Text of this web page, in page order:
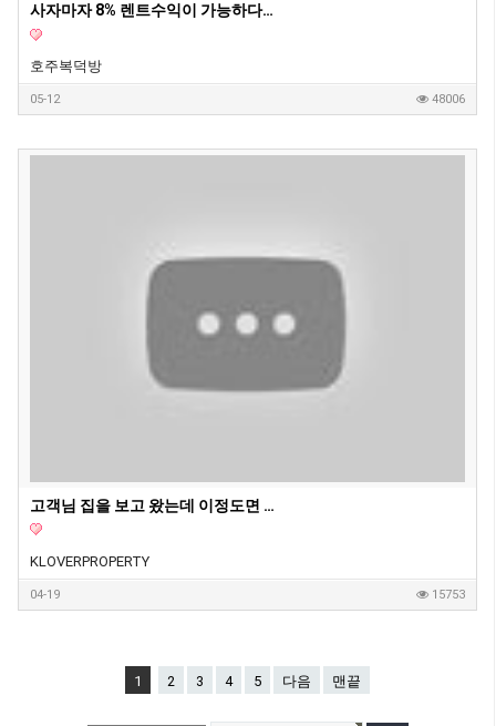
사자마자 8% 렌트수익이 가능하다는 호주 새집 1부
호주복덕방
05-12 48006
고객님 집을 보고 왔는데 이정도면 제가 들어가서 살고싶은 딱 그 집이네요. 호주 부동산 투자, 내집마련할때 고려하면 좋은 옵션들
KLOVERPROPERTY
04-19 15753
1 2 3 4 5 다음 맨끝